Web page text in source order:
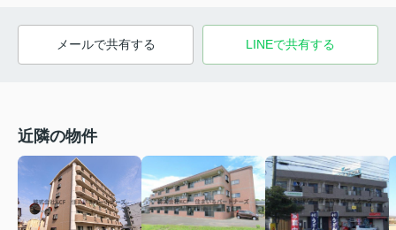
メールで共有する LINEで共有する
近隣の物件